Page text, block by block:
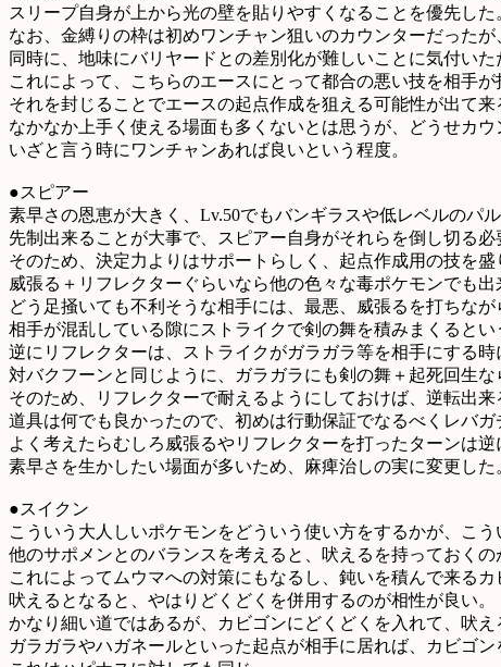
スリープ自身が上から光の壁を貼りやすくなることを優先した
なお、金縛りの枠は初めワンチャン狙いのカウンターだったが
同時に、地味にバリヤードとの差別化が難しいことに気付い
これによって、こちらのエースにとって都合の悪い技を相手が
それを封じることでエースの起点作成を狙える可能性が出て来
なかなか上手く使える場面も多くないとは思うが、どうせカウ
いざと言う時にワンチャンあれば良いという程度。
●スピアー
素早さの恩恵が大きく、Lv.50でもバンギラスや低レベルのパ
先制出来ることが大事で、スピアー自身がそれらを倒し切る必
そのため、決定力よりはサポートらしく、起点作成用の技を盛
威張る＋リフレクターぐらいなら他の色々な毒ポケモンでも
どう足掻いても不利そうな相手には、最悪、威張るを打ちなが
相手が混乱している隙にストライクで剣の舞を積みまくるとい
逆にリフレクターは、ストライクがガラガラ等を相手にする時
対バクフーンと同じように、ガラガラにも剣の舞＋起死回生
そのため、リフレクターで耐えるようにしておけば、逆転出来
道具は何でも良かったので、初めは行動保証でなるべくレバ
よく考えたらむしろ威張るやリフレクターを打ったターンは
素早さを生かしたい場面が多いため、麻痺治しの実に変更した
●スイクン
こういう大人しいポケモンをどういう使い方をするかが、こう
他のサポメンとのバランスを考えると、吠えるを持っておくの
これによってムウマへの対策にもなるし、鈍いを積んで来る
吠えるとなると、やはりどくどくを併用するのが相性が良い。
かなり細い道ではあるが、カビゴンにどくどくを入れて、吠え
ガラガラやハガネールといった起点が相手に居れば、カビゴン